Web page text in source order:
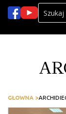
GŁOWNA >